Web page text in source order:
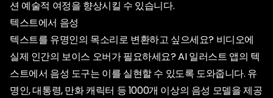
션 예술적 여정을 향상시킬 수 있습니다.
텍스트에서 음성
텍스트를 유명인의 목소리로 변환하고 싶으세요? 비디오에
실제 인간의 보이스 오버가 필요하세요? AI 일러스트 앱의 텍
스트에서 음성 도구는 이를 실현할 수 있도록 도와줍니다. 유
명인, 대통령, 만화 캐릭터 등 1000개 이상의 음성 모델을 제공